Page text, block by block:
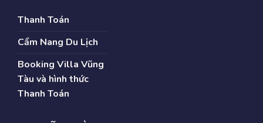
Thanh Toán
Cẩm Nang Du Lịch
Booking Villa Vũng
Tàu và hình thức
Thanh Toán